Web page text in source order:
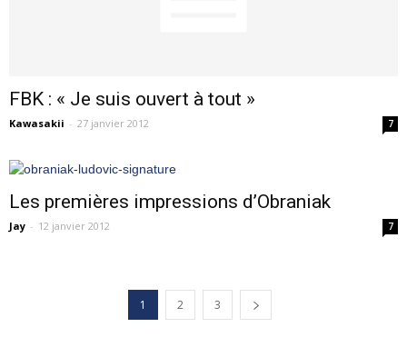
FBK : « Je suis ouvert à tout »
Kawasakii - 27 janvier 2012 7
Les premières impressions d’Obraniak
Jay - 12 janvier 2012 7
1 2 3